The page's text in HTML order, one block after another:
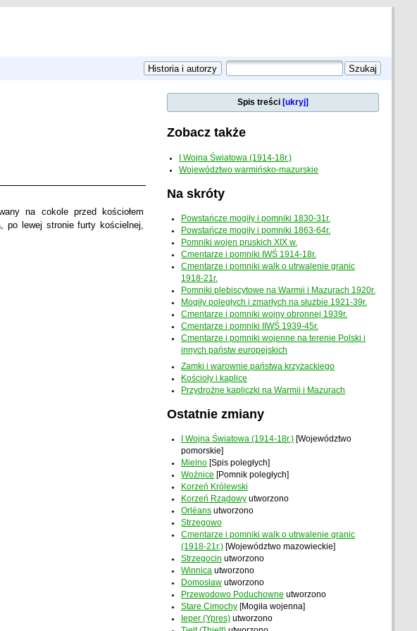
na cokole przed kościołem
po lewej stronie furty kościelnej,
Spis treści [ukryj]
Zobacz także
I Wojna Światowa (1914-18r.)
Województwo warmińsko-mazurskie
Na skróty
Powstańcze mogiły i pomniki 1830-31r.
Powstańcze mogiły i pomniki 1863-64r.
Pomniki wojen pruskich XIX w.
Cmentarze i pomniki IWŚ 1914-18r.
Cmentarze i pomniki walk o utrwalenie granic
1918-21r.
Pomniki plebiscytowe na Warmii i Mazurach 1920r.
Mogiły poległych i zmarłych na służbie 1921-39r.
Cmentarze i pomniki wojny obronnej 1939r.
Cmentarze i pomniki IIWŚ 1939-45r.
Cmentarze i pomniki wojenne na terenie Polski i
innych państw europejskich
Zamki i warownie państwa krzyżackiego
Kościoły i kaplice
Przydrożne kapliczki na Warmii i Mazurach
Ostatnie zmiany
I Wojna Światowa (1914-18r.) [Województwo
pomorskie]
Mielno [Spis poległych]
Woźnice [Pomnik poległych]
Korzeń Królewski
Korzeń Rządowy utworzono
Orléans utworzono
Strzegowo
Cmentarze i pomniki walk o utrwalenie granic
(1918-21r.) [Województwo mazowieckie]
Strzegocin utworzono
Winnica utworzono
Domosław utworzono
Przewodowo Poduchowne utworzono
Stare Cimochy [Mogiła wojenna]
Ieper (Ypres) utworzono